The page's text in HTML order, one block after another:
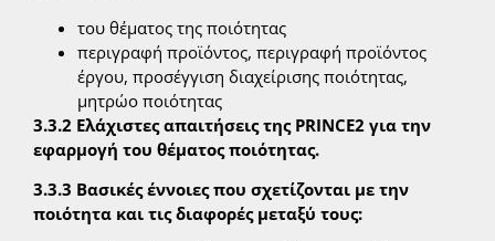
του θέματος της ποιότητας
περιγραφή προϊόντος, περιγραφή προϊόντος
έργου, προσέγγιση διαχείρισης ποιότητας,
μητρώο ποιότητας
3.3.2 Ελάχιστες απαιτήσεις της PRINCE2 για την
εφαρμογή του θέματος ποιότητας.
3.3.3 Βασικές έννοιες που σχετίζονται με την
ποιότητα και τις διαφορές μεταξύ τους: